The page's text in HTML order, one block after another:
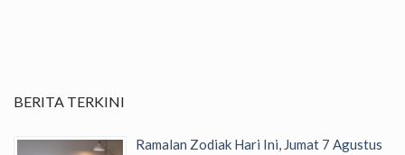
BERITA TERKINI
Ramalan Zodiak Hari Ini, Jumat 7 Agustus